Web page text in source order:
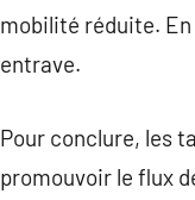
mobilité réduite.
entrave.
Pour conclure, les
promouvoir le flux